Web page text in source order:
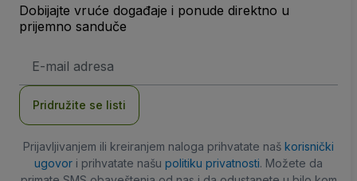
Dobijajte vruće događaje i ponude direktno u
prijemno sanduče
mail
Pridružite se listi
Prijavljivanjem ili kreiranjem naloga prihvatate naš korisnički
ugovor i prihvatate našu politiku privatnosti. Možete da